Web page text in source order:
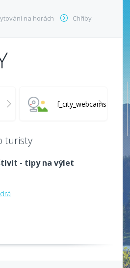
na horách
Chřiby
f_city_webcams
turisty
- tipy na výlet